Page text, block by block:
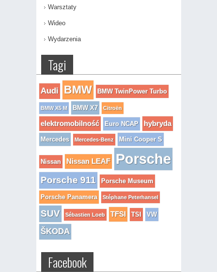
Warsztaty
Wideo
Wydarzenia
Tagi
Audi BMW BMW TwinPower Turbo
BMW X5 M BMW X7 Citroën
elektromobilność Euro NCAP hybryda
Mercedes Mercedes-Benz Mini Cooper S
Nissan Nissan LEAF Porsche
Porsche 911 Porsche Museum
Porsche Panamera Stéphane Peterhansel
SUV Sébastien Loeb TFSI TSI VW
ŠKODA
Facebook